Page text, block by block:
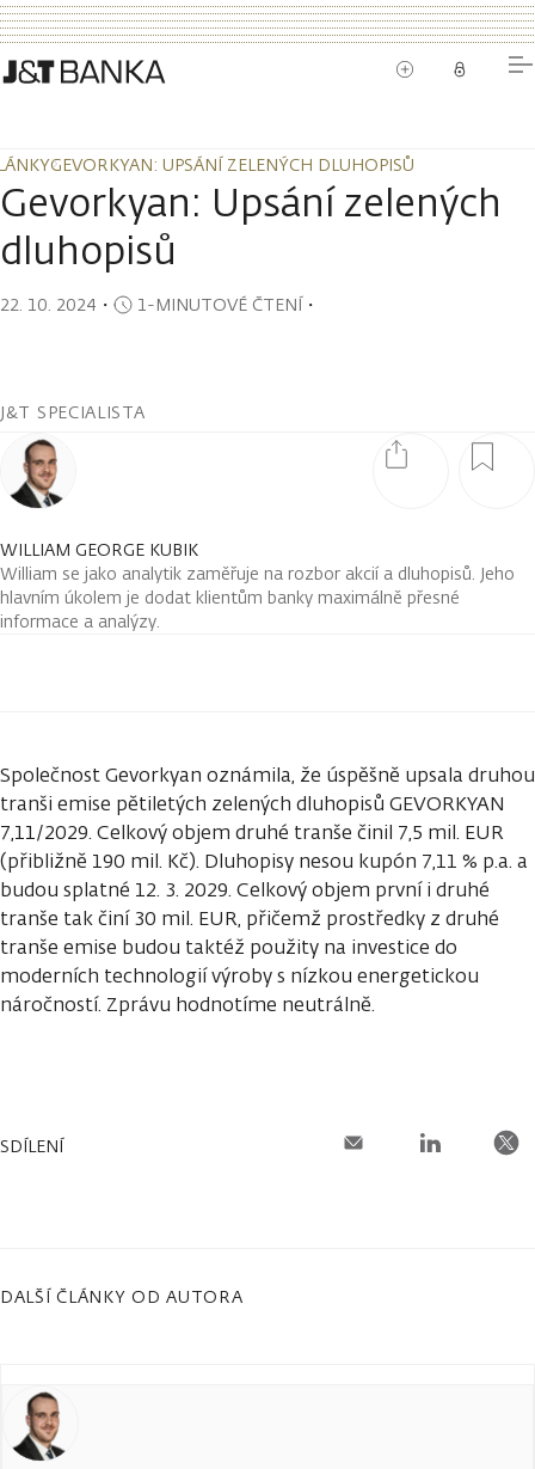
GEVORKYAN: UPSÁNÍ ZELENÝCH DLUHOPISŮ
GEVORKYAN: UPSÁNÍ ZELENÝCH DLUHOPISŮ
Gevorkyan: Upsání zelených
dluhopisů
22. 10. 2024 ・ 1-MINUTOVÉ ČTENÍ・
J&T SPECIALISTA
WILLIAM GEORGE KUBIK
William se jako analytik zaměřuje na rozbor akcií a dluhopisů. Jeho
hlavním úkolem je dodat klientům banky maximálně přesné
informace a analýzy.
Společnost Gevorkyan oznámila, že úspěšně upsala druhou
tranši emise pětiletých zelených dluhopisů GEVORKYAN
7,11/2029. Celkový objem druhé tranše činil 7,5 mil. EUR
(přibližně 190 mil. Kč). Dluhopisy nesou kupón 7,11 % p.a. a
budou splatné 12. 3. 2029. Celkový objem první i druhé
tranše tak činí 30 mil. EUR, přičemž prostředky z druhé
tranše emise budou taktéž použity na investice do
moderních technologií výroby s nízkou energetickou
náročností. Zprávu hodnotíme neutrálně.
SDÍLENÍ
DALŠÍ ČLÁNKY OD AUTORA